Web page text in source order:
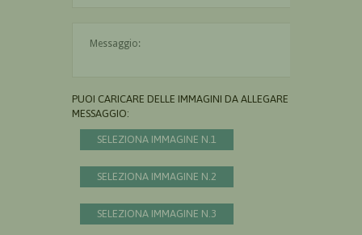
PUOI CARICARE DELLE IMMAGINI DA ALLEGARE AL
MESSAGGIO:
SELEZIONA IMMAGINE N.1
SELEZIONA IMMAGINE N.2
SELEZIONA IMMAGINE N.3